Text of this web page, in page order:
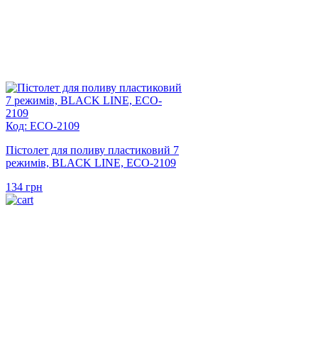
Код: ECO-2109
Пістолет для поливу пластиковий 7
режимів, BLACK LINE, ECO-2109
134 грн